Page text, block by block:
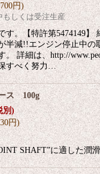
円)
もしくは受注生産
す。【特許第5474149】
半減!!エンジン停止中の
。 詳細は、http://
すべく努力…
ス 100g
別)
円)
SHAFT”に適した潤